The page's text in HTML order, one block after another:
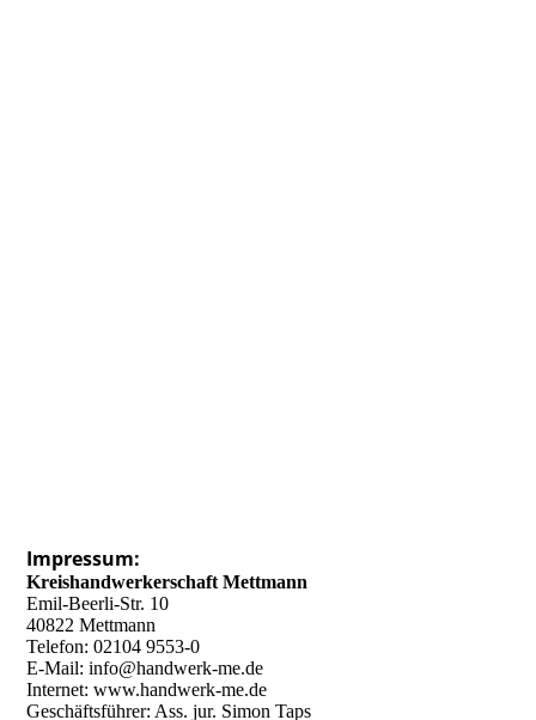
Impressum:
Kreishandwerkerschaft Mettmann
Emil-Beerli-Str. 10
40822 Mettmann
Telefon: 02104 9553-0
E-Mail: info@handwerk-me.de
Internet: www.handwerk-me.de
Geschäftsführer: Ass. jur. Simon Taps